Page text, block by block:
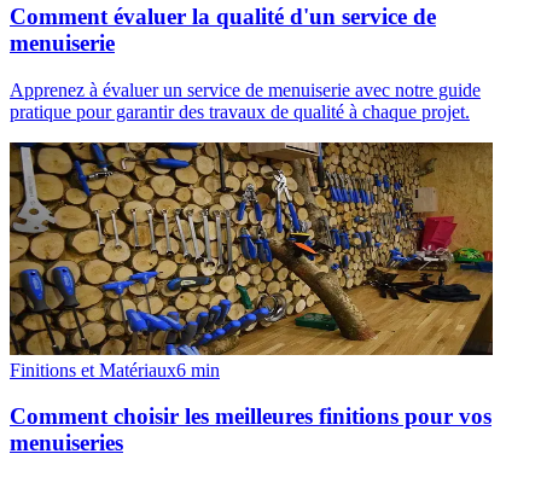
Comment évaluer la qualité d'un service de
menuiserie
Apprenez à évaluer un service de menuiserie avec notre guide
pratique pour garantir des travaux de qualité à chaque projet.
Finitions et Matériaux6 min
Comment choisir les meilleures finitions pour vos
menuiseries